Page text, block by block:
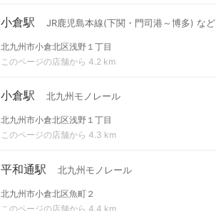
小倉駅 JR鹿児島本線(下関・門司港～博多) など
北九州市小倉北区浅野１丁目
このページの店舗から 4.2 km
小倉駅 北九州モノレール
北九州市小倉北区浅野１丁目
このページの店舗から 4.3 km
平和通駅 北九州モノレール
北九州市小倉北区魚町２
このページの店舗から 4.4 km